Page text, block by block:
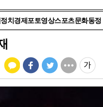
정치 경제 포토영상스포츠문화동정